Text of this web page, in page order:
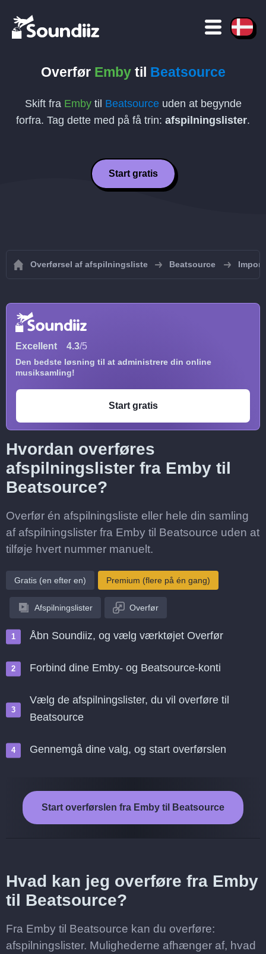
Overfør Embytil Beatsource
Skift fra Embytil Beatsourceuden at begynde
forfra. Tag dette med på få trin: afspilningslister.
Start gratis
Overførsel af afspilningsliste Beatsource
Excellent 4.3/5
Den bedste løsning til at administrere din online
musiksamling!
Start gratis
Hvordan overføres
afspilningslister fra Emby til
Beatsource?
Overfør én afspilningsliste eller hele din samling
af afspilningslister fra Emby til Beatsource uden at
tilføje hvert nummer manuelt.
Gratis (en efter en) Premium (flere på én gang)
Afspilningslister Overfør
Åbn Soundiiz, og vælg værktøjet Overfør
Forbind dine Emby- og Beatsource-konti
Vælg de afspilningslister, du vil overføre til
Beatsource
Gennemgå dine valg, og start overførslen
Start overførslen fra Emby til Beatsource
Hvad kan jeg overføre fra Emby
til Beatsource?
Fra Emby til Beatsource kan du overføre:
afspilningslister. Mulighederne afhænger af, hvad